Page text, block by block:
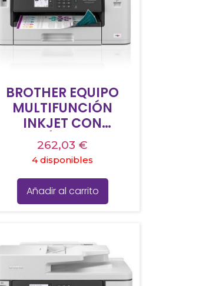
BROTHER EQUIPO
MULTIFUNCIÓN
INKJET CON
IMPRESIÓN HASTA A3
MFC-J5340DWE
262,03 €
4 disponibles
Añadir al carrito